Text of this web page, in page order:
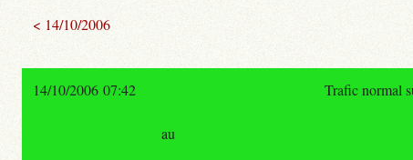
< 14/10/2006
14/10/2006 07:42 Trafic normal
au